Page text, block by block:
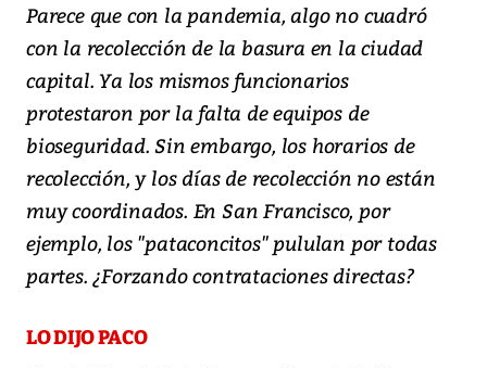
Parece que con la pandemia, algo no cuadró
con la recolección de la basura en la ciudad
capital. Ya los mismos funcionarios
protestaron por la falta de equipos de
bioseguridad. Sin embargo, los horarios de
recolección, y los días de recolección no están
muy coordinados. En San Francisco, por
ejemplo, los "pataconcitos" pululan por todas
partes. ¿Forzando contrataciones directas?
LO DIJO PACO